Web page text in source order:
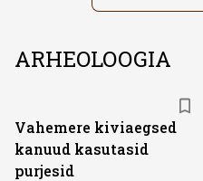
ARHEOLOOGIA
Vahemere kiviaegsed
kanuud kasutasid
purjesid